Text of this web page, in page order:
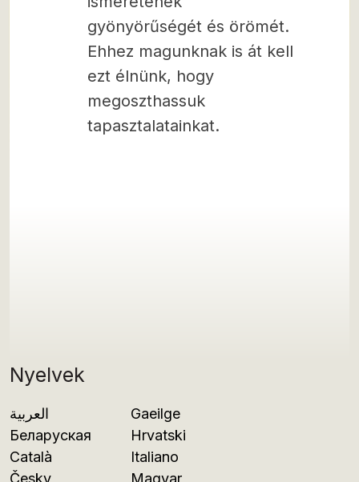
Nyelvek
العربية
Беларуская
Català
Česky
Gaeilge
Hrvatski
Italiano
Magyar
gyönyörűségét és örömét.
Ehhez magunknak is át kell
ezt élnünk, hogy
megoszthassuk
tapasztalatainkat.